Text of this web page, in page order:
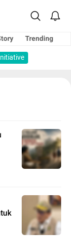
Trending